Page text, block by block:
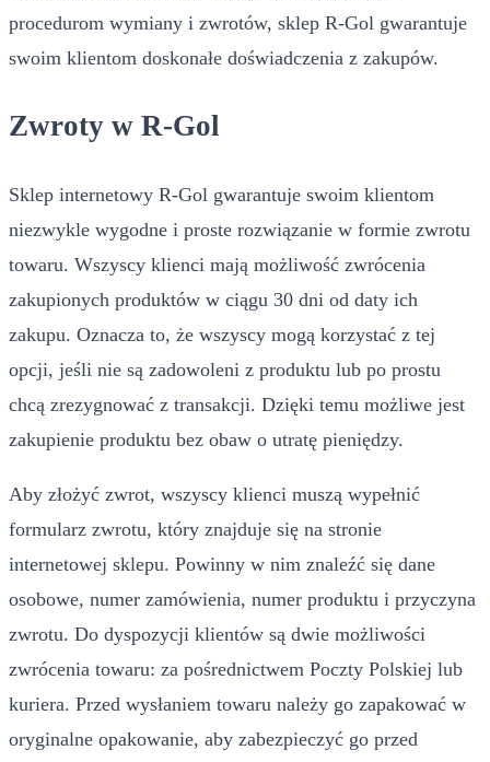
procedurom wymiany i zwrotów, sklep R-Gol gwarantuje
swoim klientom doskonałe doświadczenia z zakupów.
Zwroty w R-Gol
Sklep internetowy R-Gol gwarantuje swoim klientom
niezwykle wygodne i proste rozwiązanie w formie zwrotu
towaru. Wszyscy klienci mają możliwość zwrócenia
zakupionych produktów w ciągu 30 dni od daty ich
zakupu. Oznacza to, że wszyscy mogą korzystać z tej
opcji, jeśli nie są zadowoleni z produktu lub po prostu
chcą zrezygnować z transakcji. Dzięki temu możliwe jest
zakupienie produktu bez obaw o utratę pieniędzy.
Aby złożyć zwrot, wszyscy klienci muszą wypełnić
formularz zwrotu, który znajduje się na stronie
internetowej sklepu. Powinny w nim znaleźć się dane
osobowe, numer zamówienia, numer produktu i przyczyna
zwrotu. Do dyspozycji klientów są dwie możliwości
zwrócenia towaru: za pośrednictwem Poczty Polskiej lub
kuriera. Przed wysłaniem towaru należy go zapakować w
oryginalne opakowanie, aby zabezpieczyć go przed